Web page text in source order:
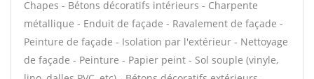
Chapes - Bétons décoratifs intérieurs - Charpente
métallique - Enduit de façade - Ravalement de façade -
Peinture de façade - Isolation par l'extérieur - Nettoyage
de façade - Peinture - Papier peint - Sol souple (vinyle,